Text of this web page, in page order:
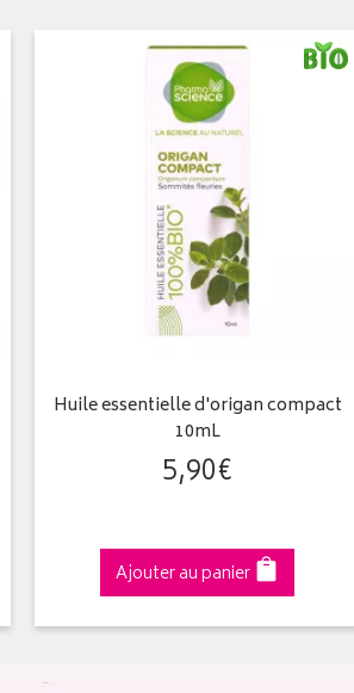
Huile essentielle d'origan compact
10mL
5,90€
Ajouter au panier